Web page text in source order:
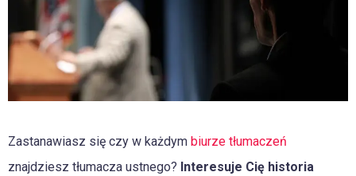
Zastanawiasz się czy w każdym biurze tłumaczeń
znajdziesz tłumacza ustnego? Interesuje Cię historia